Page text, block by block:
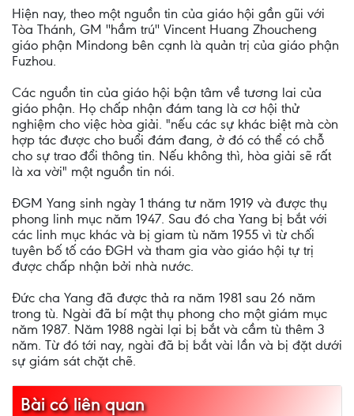
Hiện nay, theo một nguồn tin của giáo hội gần gũi với
Tòa Thánh, GM ''hầm trú'' Vincent Huang Zhoucheng
giáo phận Mindong bên cạnh là quản trị của giáo phận
Fuzhou.
Các nguồn tin của giáo hội bận tâm về tương lai của
giáo phận. Họ chấp nhận đám tang là cơ hội thử
nghiệm cho việc hòa giải. "nếu các sự khác biệt mà còn
hợp tác được cho buổi đám đang, ở đó có thể có chỗ
cho sự trao đổi thông tin. Nếu không thì, hòa giải sẽ rất
là xa vời" một nguồn tin nói.
ĐGM Yang sinh ngày 1 tháng tư năm 1919 và được thụ
phong linh mục năm 1947. Sau đó cha Yang bị bắt với
các linh mục khác và bị giam tù năm 1955 vì từ chối
tuyên bố tố cáo ĐGH và tham gia vào giáo hội tự trị
được chấp nhận bởi nhà nước.
Đức cha Yang đã được thả ra năm 1981 sau 26 năm
trong tù. Ngài đã bí mật thụ phong cho một giám mục
năm 1987. Năm 1988 ngài lại bị bắt và cầm tù thêm 3
năm. Từ đó tới nay, ngài đã bị bắt vài lần và bị đặt dưới
sự giám sát chặt chẽ.
Bài có liên quan